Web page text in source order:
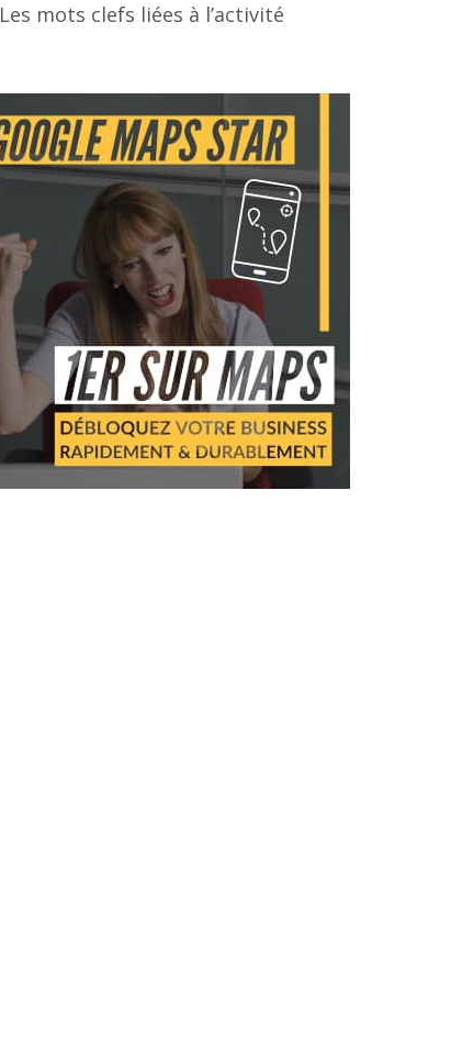
Les mots clefs liées à l’activité